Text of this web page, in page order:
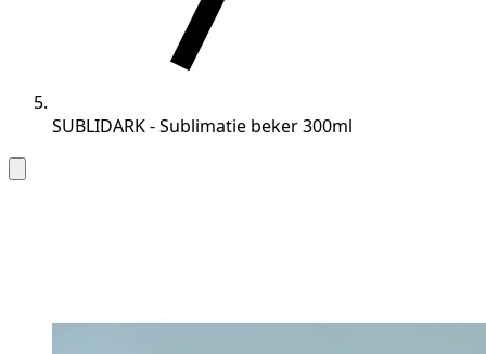
SUBLIDARK - Sublimatie beker 300ml